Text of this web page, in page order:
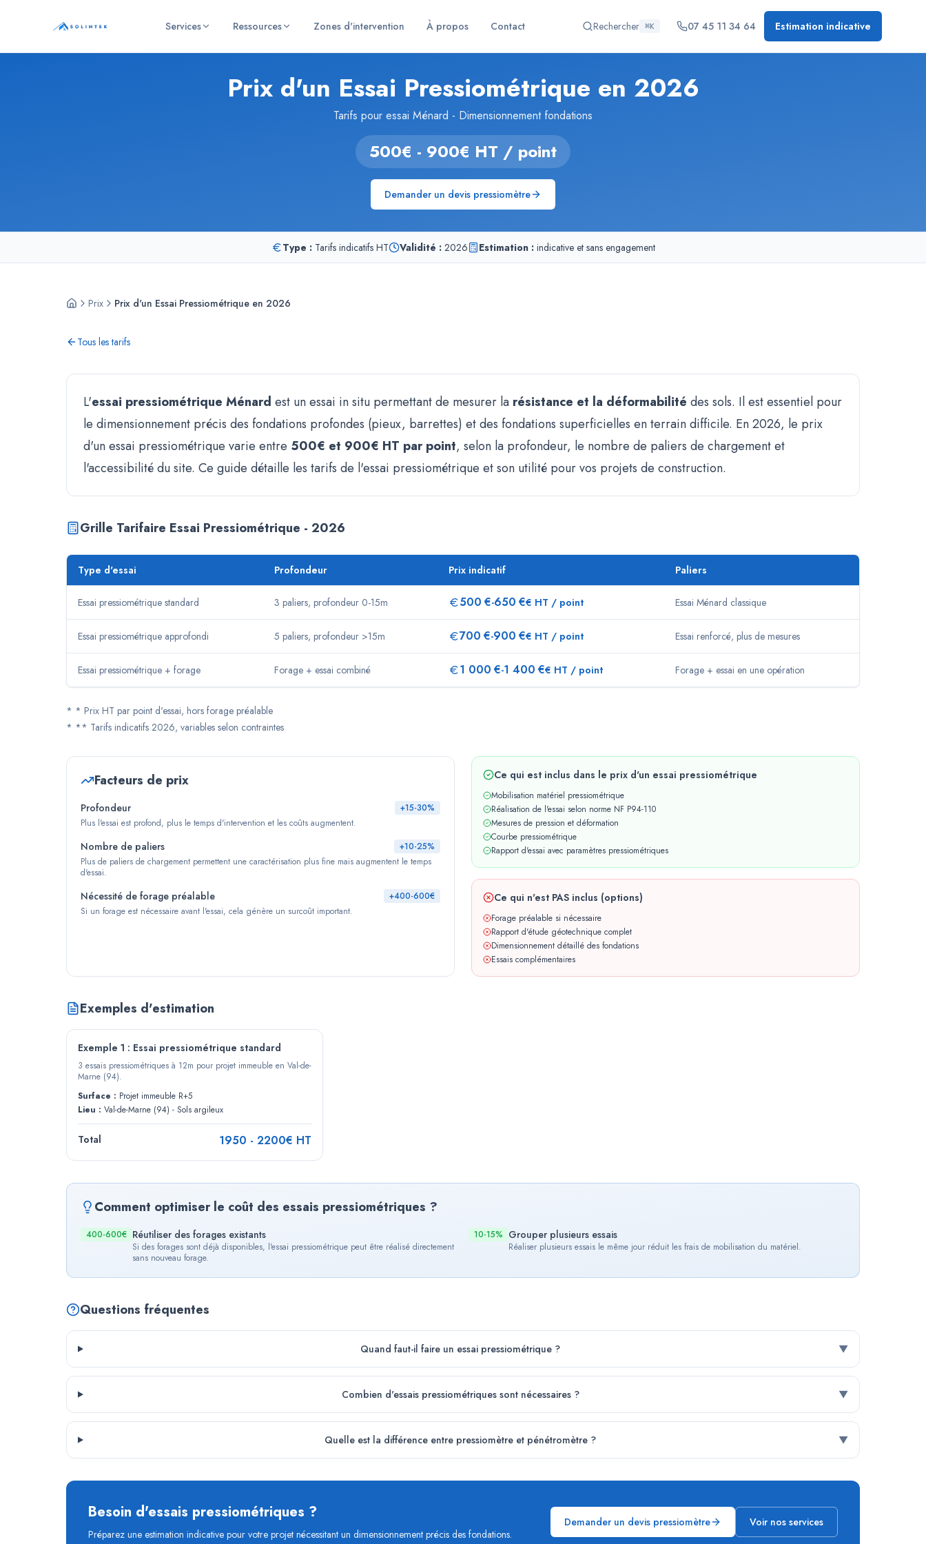
SOLINTEK- Bureau d'études géotechniques
Services Ressources Zones d'intervention À propos Contact Rechercher ⌘K 07 45 11 34 64 Estimation indicative
Prix d'un Essai Pressiométrique en 2026
Tarifs pour essai Ménard - Dimensionnement fondations
500€ - 900€ HT / point
Demander un devis pressiomètre
Type :Tarifs indicatifs HT Validité :2026 Estimation :indicative et sans engagement
Prix Prix d'un Essai Pressiométrique en 2026
Tous les tarifs
L'essai pressiométrique Ménard est un essai in situ permettant de mesurer la résistance et la déformabilité des sols. Il est essentiel pour
le dimensionnement précis des fondations profondes (pieux, barrettes) et des fondations superficielles en terrain difficile. En 2026, le prix
d'un essai pressiométrique varie entre 500€ et 900€ HT par point, selon la profondeur, le nombre de paliers de chargement et
l'accessibilité du site. Ce guide détaille les tarifs de l'essai pressiométrique et son utilité pour vos projets de construction.
Grille Tarifaire Essai Pressiométrique - 2026
Type d'essai Profondeur Prix indicatif Paliers
Essai pressiométrique standard 3 paliers, profondeur 0-15m 500 €-650 €€ HT / point Essai Ménard classique
Essai pressiométrique approfondi 5 paliers, profondeur >15m 700 €-900 €€ HT / point Essai renforcé, plus de mesures
Essai pressiométrique + forage Forage + essai combiné 1 000 €-1 400 €€ HT / point Forage + essai en une opération
* * Prix HT par point d'essai, hors forage préalable
* ** Tarifs indicatifs 2026, variables selon contraintes
Facteurs de prix
Profondeur
+15-30%
Plus l'essai est profond, plus le temps d'intervention et les coûts augmentent.
Nombre de paliers
+10-25%
Plus de paliers de chargement permettent une caractérisation plus fine mais augmentent le temps
d'essai.
Nécessité de forage préalable
+400-600€
Si un forage est nécessaire avant l'essai, cela génère un surcoût important.
Ce qui est inclus dans le prix d'un essai pressiométrique
Mobilisation matériel pressiométrique
Réalisation de l'essai selon norme NF P94-110
Mesures de pression et déformation
Courbe pressiométrique
Rapport d'essai avec paramètres pressiométriques
Ce qui n'est PAS inclus (options)
Forage préalable si nécessaire
Rapport d'étude géotechnique complet
Dimensionnement détaillé des fondations
Essais complémentaires
Exemples d'estimation
Exemple 1 : Essai pressiométrique standard
3 essais pressiométriques à 12m pour projet immeuble en Val-de-
Marne (94).
Surface : Projet immeuble R+5
Lieu : Val-de-Marne (94) - Sols argileux
Total 1950 -2200€ HT
Comment optimiser le coût des essais pressiométriques ?
400-600€ Réutiliser des forages existants
Si des forages sont déjà disponibles, l'essai pressiométrique peut être réalisé directement
sans nouveau forage.
10-15% Grouper plusieurs essais
Réaliser plusieurs essais le même jour réduit les frais de mobilisation du matériel.
Questions fréquentes
Quand faut-il faire un essai pressiométrique ? ▼
Combien d'essais pressiométriques sont nécessaires ? ▼
Quelle est la différence entre pressiomètre et pénétromètre ? ▼
Besoin d'essais pressiométriques ?
Préparez une estimation indicative pour votre projet nécessitant un dimensionnement précis des fondations.
Demander un devis pressiomètre Voir nos services